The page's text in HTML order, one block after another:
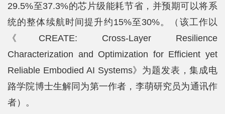
29.5%至37.3%的芯片级能耗节省，并预期可以将系
统的整体续航时间提升约15%至30%。（该工作以
《CREATE: Cross-Layer Resilience
Characterization and Optimization for Efficient yet
Reliable Embodied AI Systems》为题发表，集成电
路学院博士生解同为第一作者，李萌研究员为通讯作
者）。